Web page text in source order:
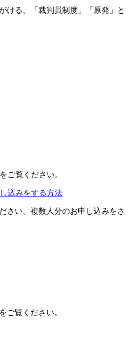
ける。「裁判員制度」「原発」と
をご覧ください。
込みをする方法
さい。複数人分のお申し込みをさ
をご覧ください。